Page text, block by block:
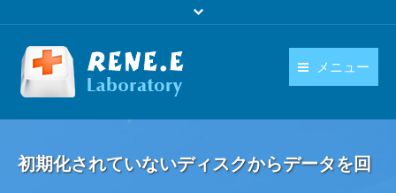
メニュー
ダウンロード
日本語
language
初期化されていないディスクからデータを回